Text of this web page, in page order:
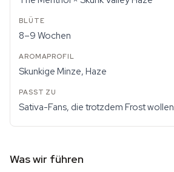
8–9 Wochen
Skunkige Minze, Haze
Sativa-Fans, die trotzdem Frost wollen
Was wir führen